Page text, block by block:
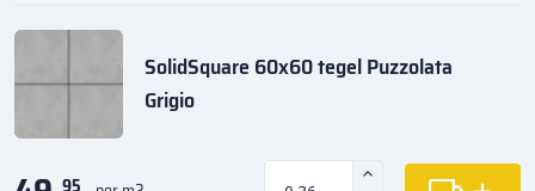
SolidSquare 60x60 tegel Puzzolata
Grigio